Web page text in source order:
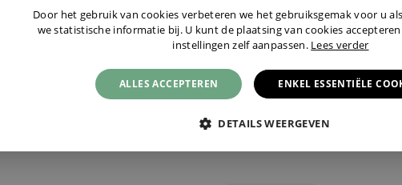
Burger is Top
strik. Dank je wel Britney!
Door het gebruik van cookies verbeteren we het gebruiksgemak voor u
we statistische informatie bij. U kunt de plaatsing van cookies
instellingen zelf aanpassen. Lees verder
ALLES ACCEPTEREN ENKEL ESSENTIËLE
DETAILS WEERGEVEN